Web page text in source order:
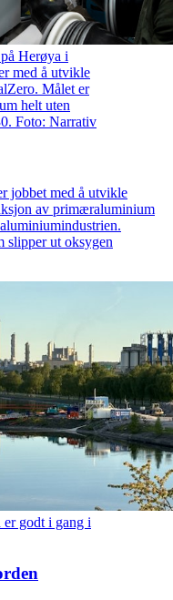
Herøya i
med å utvikle
Målet er
helt uten
Foto: Narrativ
jobbet med å utvikle
av primæraluminium
slipper ut oksygen
godt i gang i